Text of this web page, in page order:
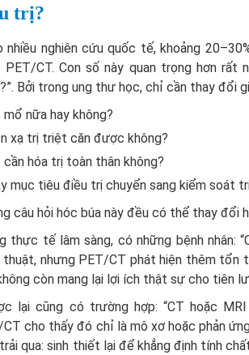
trị?
nhiều nghiên cứu quốc tế, khoảng
PET/CT. Con số này quan trọng hơn rất
Bởi trong ung thư học, chỉ cần thay đổi
mổ nữa hay không?
xạ trị triệt căn được không?
cần hóa trị toàn thân không?
mục tiêu điều trị chuyển sang kiểm soát
câu hỏi hóc búa này đều có thể thay đổi
thực tế lâm sàng, có những bệnh nhân:
thuật, nhưng PET/CT phát hiện thêm tổn
còn mang lại lợi ích thật sự cho tiên
lại cũng có trường hợp: “CT hoặc
CT cho thấy đó chỉ là mô xơ hoặc phản
qua: sinh thiết lại để khẳng định tính